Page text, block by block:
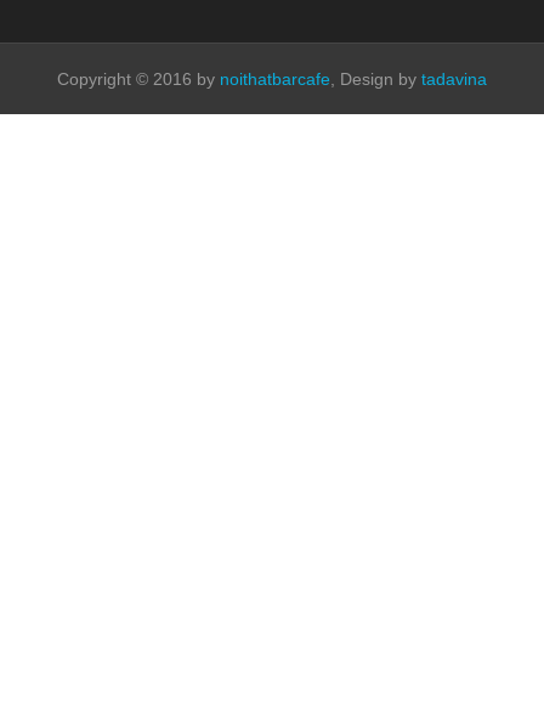
Copyright © 2016 by noithatbarcafe , Design by tadavina